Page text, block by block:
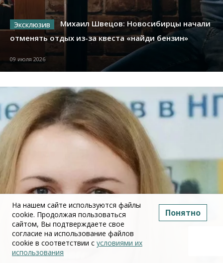
Михаил Швецов: Новосибирцы начали
отменять отдых из-за квеста «найди бензин»
09 июля 2026
На нашем сайте используются файлы
cookie. Продолжая пользоваться
сайтом, Вы подтверждаете свое
согласие на использование файлов
cookie в соответствии с условиями их
использования
Понятно